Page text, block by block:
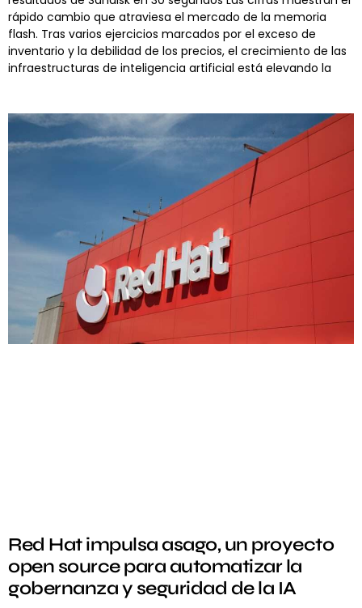
rápido cambio que atraviesa el mercado de la memoria
flash. Tras varios ejercicios marcados por el exceso de
inventario y la debilidad de los precios, el crecimiento de las
infraestructuras de inteligencia artificial está elevando la
Red Hat impulsa asago, un proyecto
open source para automatizar la
gobernanza y seguridad de la IA